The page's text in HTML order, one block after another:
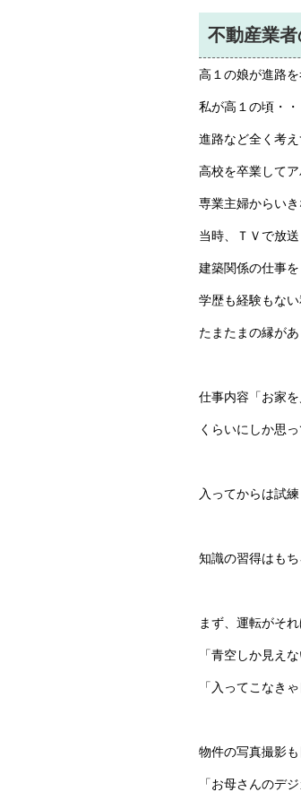
不動産業者
高１の娘が進路
私が高１の頃・・
進路など全く考
高校を卒業して
専業主婦からい
当時、ＴＶで放
建築関係の仕事
学歴も経験もな
たまたまの縁が
仕事内容「お家
くらいにしか思
入ってからは試
知識の習得はも
まず、運転がそ
「青空しか見え
「入ってこなき
物件の写真撮影
「お母さんのデ